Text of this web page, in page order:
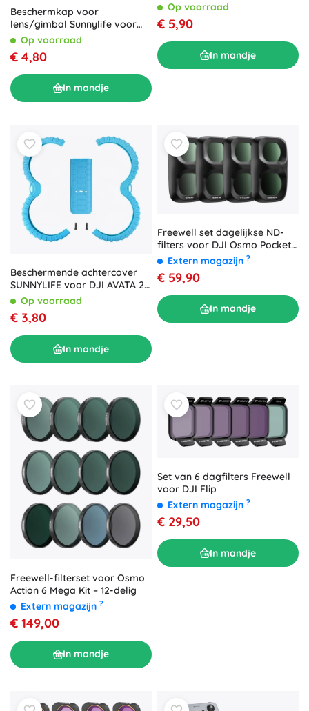
Beschermkap voor
lens/gimbal Sunnylife voor
DJI Mini 4 Pro (N4P-G710)
Op voorraad
€ 4,80
In mandje
Op voorraad
€ 5,90
In mandje
Beschermende achtercover
SUNNYLIFE voor DJI AVATA 2
blauw
Op voorraad
€ 3,80
In mandje
Freewell set dagelijkse ND-
filters voor DJI Osmo Pocket
4P (ND8/16/32/64)
Extern magazijn ?
€ 59,90
In mandje
Freewell-filterset voor Osmo
Action 6 Mega Kit – 12-delig
Extern magazijn ?
€ 149,00
In mandje
Set van 6 dagfilters Freewell
voor DJI Flip
Extern magazijn ?
€ 29,50
In mandje